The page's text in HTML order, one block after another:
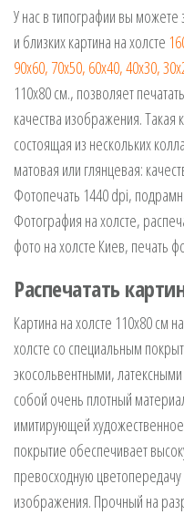
У нас в типографии вы можете
и близких картина на холсте
90х60, 70х50, 60х40,40х30,
110х80 см., позволяет
качества изображения. Такая
состоящая из нескольких
матовая или глянцевая:
Фотопечать 1440 dpi,
Фотография на холсте,
фото на холсте Киев, печать
Распечатать
Картина на холсте 110х80 см
холсте со специальным
экосольвентными,
собой очень плотный
имитирующей
покрытие обеспечивает
превосходную цветопередачу
изображения. Прочный на